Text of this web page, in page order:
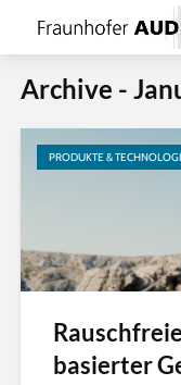
Archive -
PRODUKTE &
basierter